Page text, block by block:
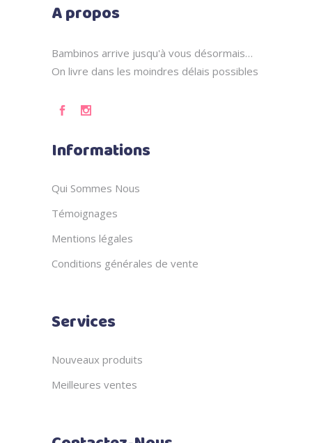
A propos
Bambinos arrive jusqu'à vous désormais…
On livre dans les moindres délais possibles
Informations
Qui Sommes Nous
Témoignages
Mentions légales
Conditions générales de vente
Services
Nouveaux produits
Meilleures ventes